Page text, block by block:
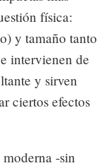
física:
y tamaño tanto
intervienen de
y sirven
ciertos efectos
-sin